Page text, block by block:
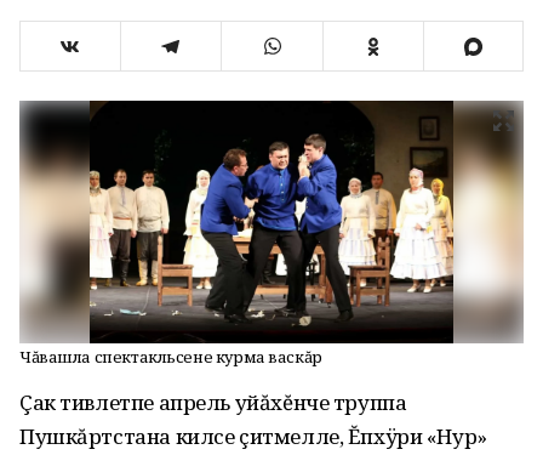
Чăвашла спектакльсене курма васкăр
Çак тивлетпе апрель уйăхĕнче труппа
Пушкăртстана килсе çитмелле, Ĕпхÿри «Нур»